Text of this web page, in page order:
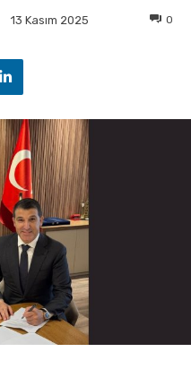
13 Kasım 2025 0